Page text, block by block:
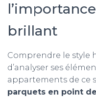
brillant
Comprendre le style
d’analyser ses
appartements de ce
parquets en point